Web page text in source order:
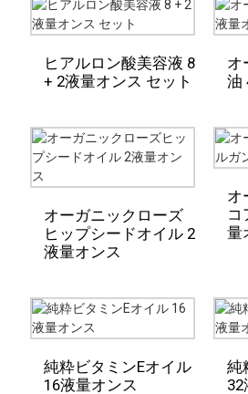
ヒアルロン酸美容液 8
+ 2液量オンス セット
オ
油
オーガニックローズ
ヒップシードオイル 2
液量オンス
オ
コ
量
純粋ビタミンEオイル
16液量オンス
純
32